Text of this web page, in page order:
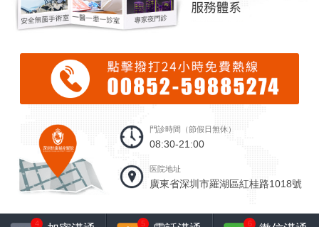
門診時間（節假日無休）
08:30-21:00
医院地址
廣東省深圳市羅湖區紅桂路1018號
4 5 6